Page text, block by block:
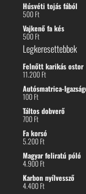
Húsvéti tojás fából
500Ft
Vajkenő fa kés
500Ft
Legkeresettebbek
Felnőtt karikás ostor
11.200Ft
Autósmatrica-
100Ft
Táltos dobverő
700Ft
Fa korsó
5.200Ft
Magyar feliratú póló
4.900Ft
Karbon nyílvessző
4.400Ft